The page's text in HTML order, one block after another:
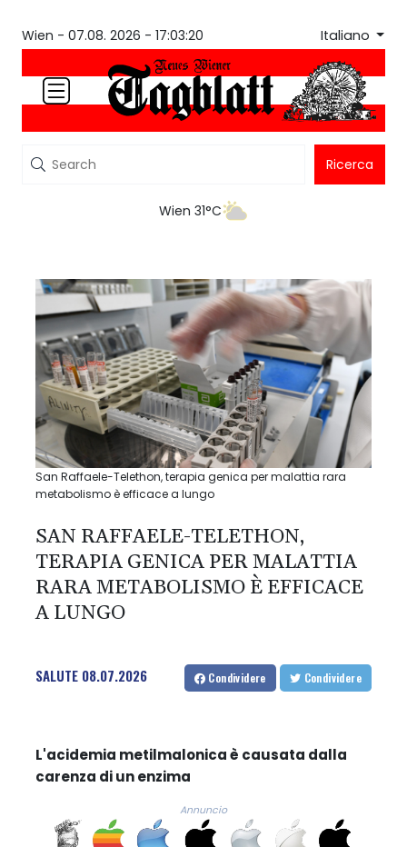
Wien - 07.08. 2026 - 17:03:20 Italiano
Ricerca
Wien 31°C
San Raffaele-Telethon, terapia genica per malattia rara
metabolismo è efficace a lungo
SAN RAFFAELE-TELETHON,
TERAPIA GENICA PER MALATTIA
RARA METABOLISMO È EFFICACE
A LUNGO
SALUTE 08.07.2026 Condividere Condividere
L'acidemia metilmalonica è causata dalla
carenza di un enzima
Annuncio